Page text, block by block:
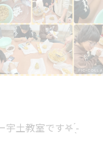
宇土教室です‎𖤐 ̖́-‬